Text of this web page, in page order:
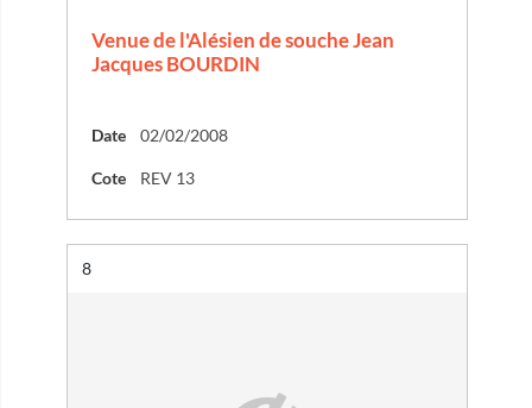
Venue de l'Alésien de souche Jean
Jacques BOURDIN
Date 02/02/2008
Cote REV 13
Résultat n°
8